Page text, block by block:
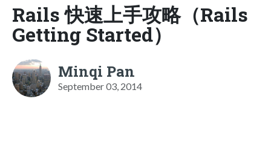
Rails 快速上手攻略（Rails
Getting Started）
Minqi Pan
September 03, 2014